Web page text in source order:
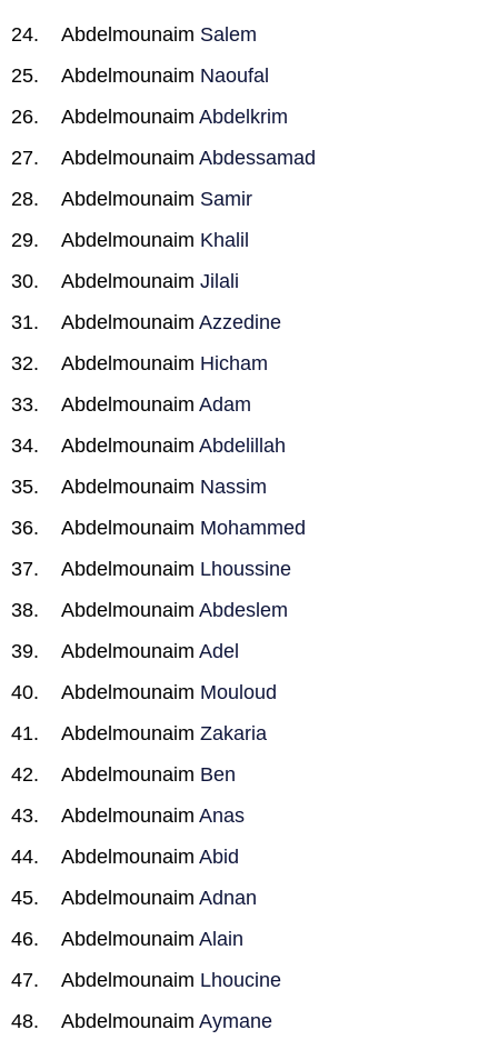
Abdelmounaim Salem
Abdelmounaim Naoufal
Abdelmounaim Abdelkrim
Abdelmounaim Abdessamad
Abdelmounaim Samir
Abdelmounaim Khalil
Abdelmounaim Jilali
Abdelmounaim Azzedine
Abdelmounaim Hicham
Abdelmounaim Adam
Abdelmounaim Abdelillah
Abdelmounaim Nassim
Abdelmounaim Mohammed
Abdelmounaim Lhoussine
Abdelmounaim Abdeslem
Abdelmounaim Adel
Abdelmounaim Mouloud
Abdelmounaim Zakaria
Abdelmounaim Ben
Abdelmounaim Anas
Abdelmounaim Abid
Abdelmounaim Adnan
Abdelmounaim Alain
Abdelmounaim Lhoucine
Abdelmounaim Aymane